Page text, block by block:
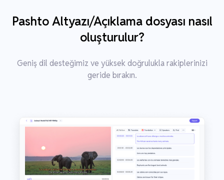
Pashto Altyazı/Açıklama dosyası nasıl
oluşturulur?
Geniş dil desteğimiz ve yüksek doğrulukla rakiplerinizi
geride bırakın.